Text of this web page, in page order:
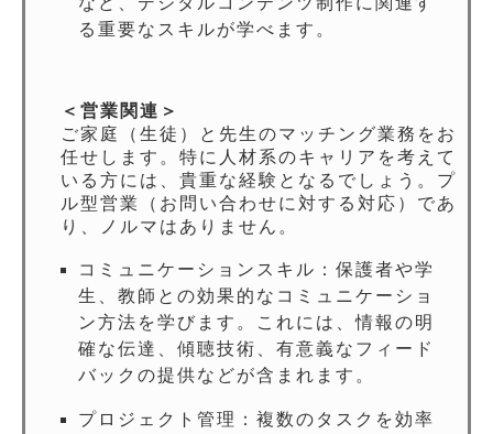
る重要なスキルが学べます。
＜営業関連＞
ご家庭（生徒）と先生のマッチング業務をお
任せします。特に人材系のキャリアを考えて
いる方には、貴重な経験となるでしょう。プ
ル型営業（お問い合わせに対する対応）であ
り、ノルマはありません。
コミュニケーションスキル：保護者や学
生、教師との効果的なコミュニケーショ
ン方法を学びます。これには、情報の明
確な伝達、傾聴技術、有意義なフィード
バックの提供などが含まれます。
プロジェクト管理：複数のタスクを効率